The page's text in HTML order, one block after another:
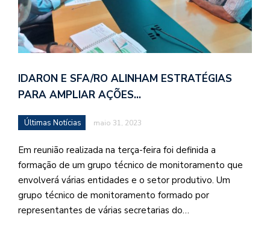
IDARON E SFA/RO ALINHAM ESTRATÉGIAS
PARA AMPLIAR AÇÕES…
Últimas Notícias maio 31, 2023
Em reunião realizada na terça-feira foi definida a
formação de um grupo técnico de monitoramento que
envolverá várias entidades e o setor produtivo. Um
grupo técnico de monitoramento formado por
representantes de várias secretarias do…